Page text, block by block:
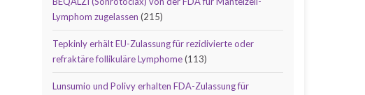
Lymphom zugelassen (215)
Tepkinly erhält EU-Zulassung für rezidivierte oder
refraktäre follikuläre Lymphome(113)
Lunsumio und Polivy erhalten FDA-Zulassung für